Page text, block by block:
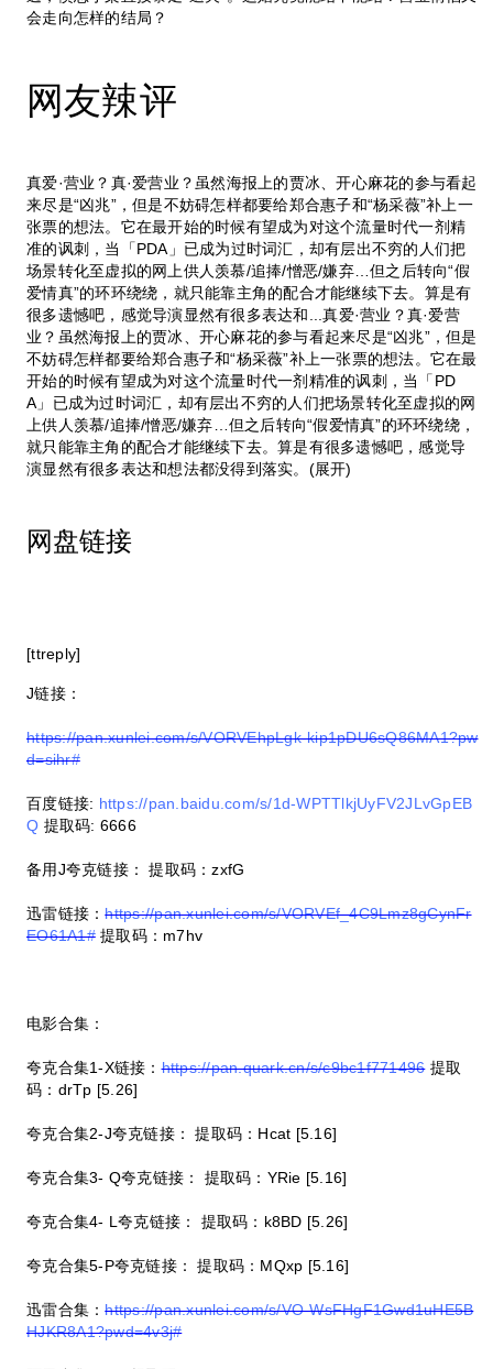
会走向怎样的结局？
网友辣评
真爱·营业？真·爱营业？虽然海报上的贾冰、开心麻花的参与看起
来尽是“凶兆”，但是不妨碍怎样都要给郑合惠子和“杨采薇”补上一
张票的想法。它在最开始的时候有望成为对这个流量时代一剂精
准的讽刺，当「PDA」已成为过时词汇，却有层出不穷的人们把
场景转化至虚拟的网上供人羡慕/追捧/憎恶/嫌弃…但之后转向“假
爱情真”的环环绕绕，就只能靠主角的配合才能继续下去。算是有
很多遗憾吧，感觉导演显然有很多表达和...真爱·营业？真·爱营
业？虽然海报上的贾冰、开心麻花的参与看起来尽是“凶兆”，但是
不妨碍怎样都要给郑合惠子和“杨采薇”补上一张票的想法。它在最
开始的时候有望成为对这个流量时代一剂精准的讽刺，当「PD
A」已成为过时词汇，却有层出不穷的人们把场景转化至虚拟的网
上供人羡慕/追捧/憎恶/嫌弃…但之后转向“假爱情真”的环环绕绕，
就只能靠主角的配合才能继续下去。算是有很多遗憾吧，感觉导
演显然有很多表达和想法都没得到落实。(展开)
网盘链接
[ttreply]
J链接：
https://pan.xunlei.com/s/VORVEhpLgk-kip1pDU6sQ86MA1?pw
d=sihr#
百度链接: https://pan.baidu.com/s/1d-WPTTlkjUyFV2JLvGpEB
Q 提取码: 6666
备用J夸克链接： 提取码：zxfG
迅雷链接：https://pan.xunlei.com/s/VORVEf_4C9Lmz8gCynFr
EO61A1#提取码：m7hv
电影合集：
夸克合集1-X链接：https://pan.quark.cn/s/c9bc1f771496提取
码：drTp [5.26]
夸克合集2-J夸克链接： 提取码：Hcat [5.16]
夸克合集3- Q夸克链接： 提取码：YRie [5.16]
夸克合集4- L夸克链接： 提取码：k8BD [5.26]
夸克合集5-P夸克链接： 提取码：MQxp [5.16]
迅雷合集：https://pan.xunlei.com/s/VO-WsFHgF1Gwd1uHE5B
HJKR8A1?pwd=4v3j#